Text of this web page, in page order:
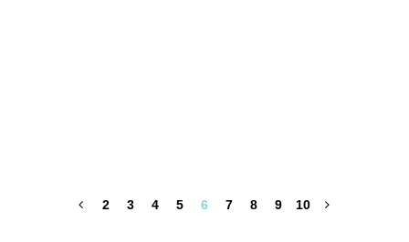
2 3 4 5 6 7 8 9 10